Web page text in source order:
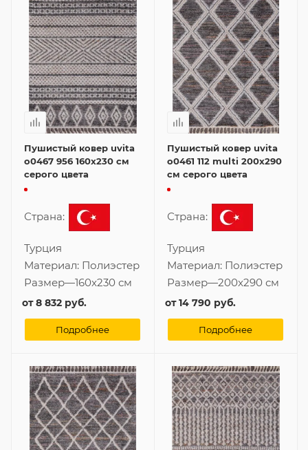
Пушистый ковер uvita
o0467 956 160x230 см
серого цвета
Страна:
Турция
Материал: Полиэстер
Размер—160x230 см
от8 832 руб.
Подробнее
Пушистый ковер uvita
o0461 112 multi 200x290
см серого цвета
Страна:
Турция
Материал: Полиэстер
Размер—200x290 см
от14 790 руб.
Подробнее